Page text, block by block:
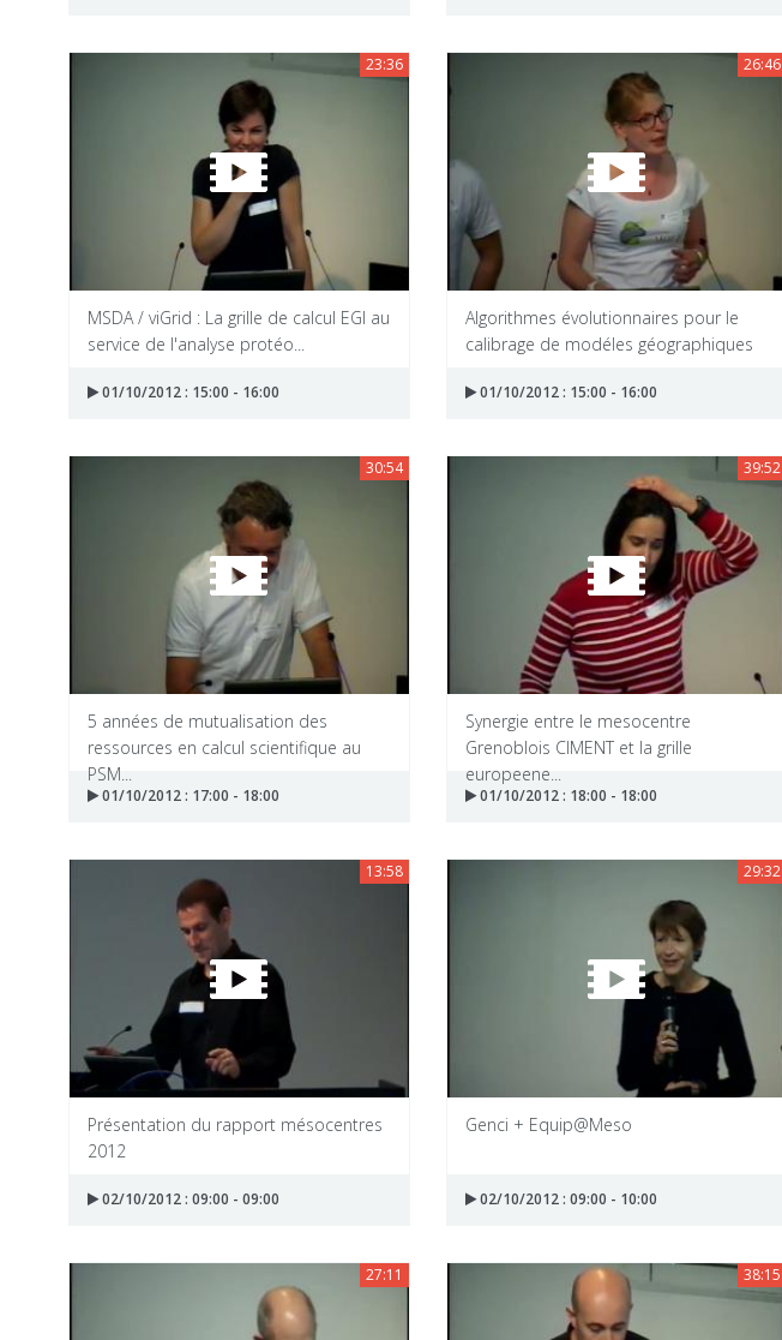
23:36
MSDA / viGrid : La grille de calcul EGI au
service de l'analyse protéo...
01/10/2012 : 15:00 - 16:00
26:46
Algorithmes évolutionnaires pour le
calibrage de modéles géographiques
01/10/2012 : 15:00 - 16:00
30:54
5 années de mutualisation des
ressources en calcul scientifique au
PSM...
01/10/2012 : 17:00 - 18:00
39:52
Synergie entre le mesocentre
Grenoblois CIMENT et la grille
europeene...
01/10/2012 : 18:00 - 18:00
13:58
Présentation du rapport mésocentres
2012
02/10/2012 : 09:00 - 09:00
29:32
Genci + Equip@Meso
02/10/2012 : 09:00 - 10:00
27:11 38:15